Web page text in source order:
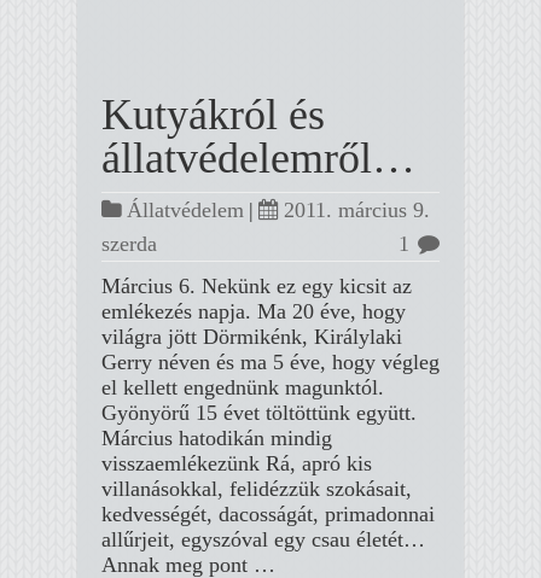
Kutyákról és
állatvédelemről…
Állatvédelem |
2011. március 9.
szerda
1
Március 6. Nekünk ez egy kicsit az
emlékezés napja. Ma 20 éve, hogy
világra jött Dörmikénk, Királylaki
Gerry néven és ma 5 éve, hogy végleg
el kellett engednünk magunktól.
Gyönyörű 15 évet töltöttünk együtt.
Március hatodikán mindig
visszaemlékezünk Rá, apró kis
villanásokkal, felidézzük szokásait,
kedvességét, dacosságát, primadonnai
allűrjeit, egyszóval egy csau életét…
Annak meg pont …